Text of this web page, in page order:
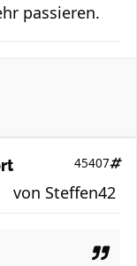
passieren.
45407
von Steffen42